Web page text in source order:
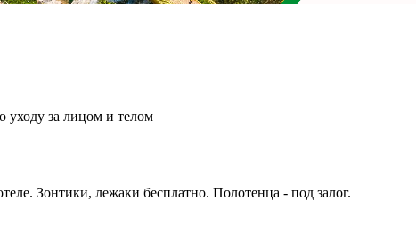
уходу за лицом и телом
Зонтики, лежаки бесплатно. Полотенца - под залог.